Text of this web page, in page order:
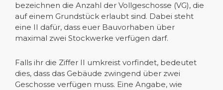
bezeichnen die Anzahl der Vollgeschosse (VG), die
auf einem Grundstück erlaubt sind. Dabei steht
eine II dafür, dass euer Bauvorhaben über
maximal zwei Stockwerke verfügen darf.
Falls ihr die Ziffer II umkreist vorfindet, bedeutet
dies, dass das Gebäude zwingend über zwei
Geschosse verfügen muss. Eine Angabe, wie